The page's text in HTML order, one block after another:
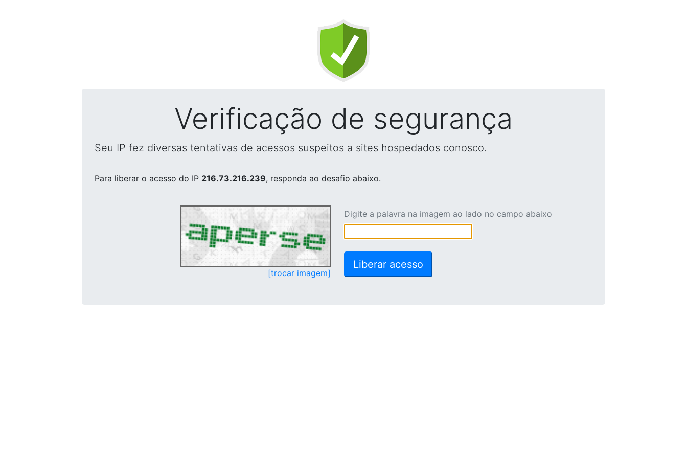
Verificação de segurança
Seu IP fez diversas tentativas de acessos suspeitos a sites hospedados conosco.
Para liberar o acesso do IP 216.73.216.239, responda ao desafio abaixo.
[trocar imagem]
Digite a palavra na imagem ao lado no campo abaixo